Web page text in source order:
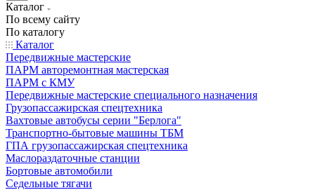
Каталог
По всему сайту
По каталогу
Каталог
Передвижные мастерские
ПАРМ авторемонтная мастерская
ПАРМ с КМУ
Передвижные мастерские специального назначения
Грузопассажирская спецтехника
Вахтовые автобусы серии "Берлога"
Транспортно-бытовые машины ТБМ
ГПА грузопассажирская спецтехника
Маслораздаточные станции
Бортовые автомобили
Седельные тягачи